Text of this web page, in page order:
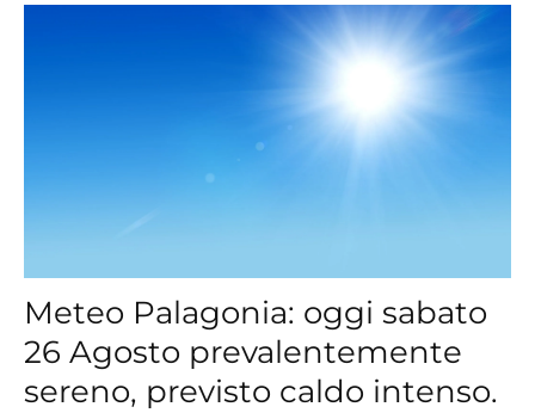
Meteo Palagonia: oggi sabato
26 Agosto prevalentemente
sereno, previsto caldo intenso.